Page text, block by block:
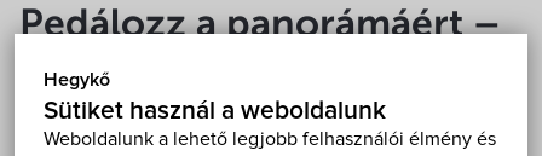
Hegykő
Sütiket használ a weboldalunk
Weboldalunk a lehető legjobb felhasználói élmény és
Fontos telefonszámok
Földrajzi adottság
Éttermek
Pedálozz a panorámáért –
Biciklis túra a Gloriette
kilátóhoz